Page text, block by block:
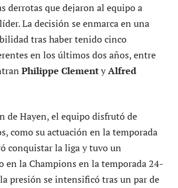
derrotas que dejaron al equipo a
La decisión se enmarca en una
tras haber tenido cinco
en los últimos dos años, entre
Philippe ClementyAlfred
de Hayen, el equipo disfrutó de
como su actuación en la temporada
conquistar la liga y tuvo un
en la Champions en la temporada 24-
presión se intensificó tras un par de